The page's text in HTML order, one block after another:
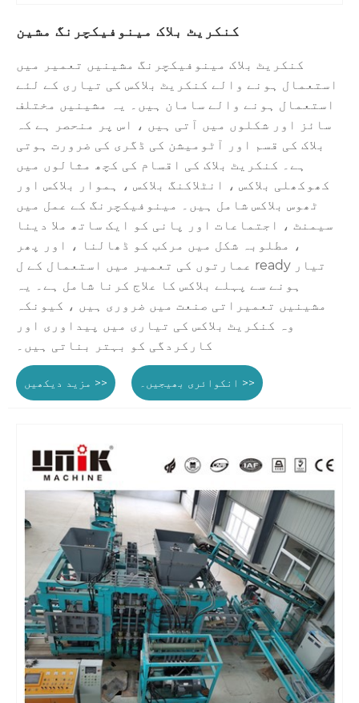
کنکریٹ بلاک مینوفیکچرنگ مشین
کنکریٹ بلاک مینوفیکچرنگ مشینیں تعمیر میں
استعمال ہونے والے کنکریٹ بلاکس کی تیاری کے لئے
استعمال ہونے والے سامان ہیں۔ یہ مشینیں مختلف
سائز اور شکلوں میں آتی ہیں ، اس پر منحصر ہے کہ
بلاک کی قسم اور آٹومیشن کی ڈگری کی ضرورت ہوتی
ہے۔ کنکریٹ بلاک کی اقسام کی کچھ مثالوں میں
کھوکھلی بلاکس ، انٹلاکنگ بلاکس ، ہموار بلاکس اور
ٹھوس بلاکس شامل ہیں۔ مینوفیکچرنگ کے عمل میں
سیمنٹ ، اجتماعات اور پانی کو ایک ساتھ ملا دینا
، مطلوبہ شکل میں مرکب کو ڈھالنا ، اور پھر
عمارتوں کی تعمیر میں استعمال کے ل ready تیار
ہونے سے پہلے بلاکس کا علاج کرنا شامل ہے۔ یہ
مشینیں تعمیراتی صنعت میں ضروری ہیں ، کیونکہ
وہ کنکریٹ بلاکس کی تیاری میں پیداوری اور
کارکردگی کو بہتر بناتی ہیں۔
مزید دیکھیں >> انکوائری بھیجیں۔ >>